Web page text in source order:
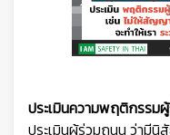
ประเมินความพฤติกรรม
ประเมินผู้ร่วมถนน ว่ามีนิ